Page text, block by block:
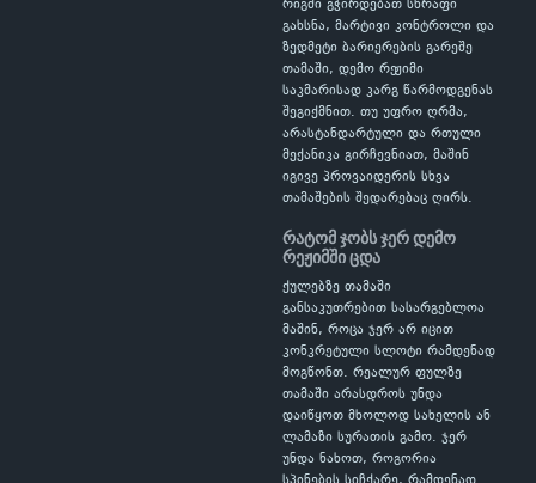
რიგში გჭირდებათ სწრაფი
გახსნა, მარტივი კონტროლი და
ზედმეტი ბარიერების გარეშე
თამაში, დემო რეჟიმი
საკმარისად კარგ წარმოდგენას
შეგიქმნით. თუ უფრო ღრმა,
არასტანდარტული და რთული
მექანიკა გირჩევნიათ, მაშინ
იგივე პროვაიდერის სხვა
თამაშების შედარებაც ღირს.
რატომ ჯობს ჯერ დემო
რეჟიმში ცდა
ქულებზე თამაში
განსაკუთრებით სასარგებლოა
მაშინ, როცა ჯერ არ იცით
კონკრეტული სლოტი რამდენად
მოგწონთ. რეალურ ფულზე
თამაში არასდროს უნდა
დაიწყოთ მხოლოდ სახელის ან
ლამაზი სურათის გამო. ჯერ
უნდა ნახოთ, როგორია